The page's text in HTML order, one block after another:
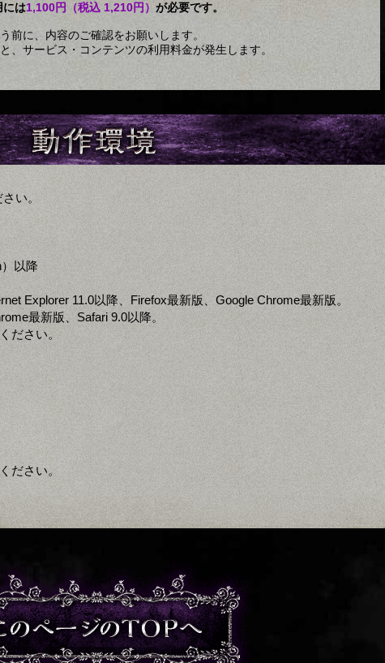
には1,100円（税込 1,210円） が必要です。
前に、内容のご確認をお願いします。
、サービス・コンテンツの利用料金が発生します。
い。
以降
Explorer 11.0以降、Firefox最新版、Google Chrome最新版。
最新版、Safari 9.0以降。
ださい。
ださい。